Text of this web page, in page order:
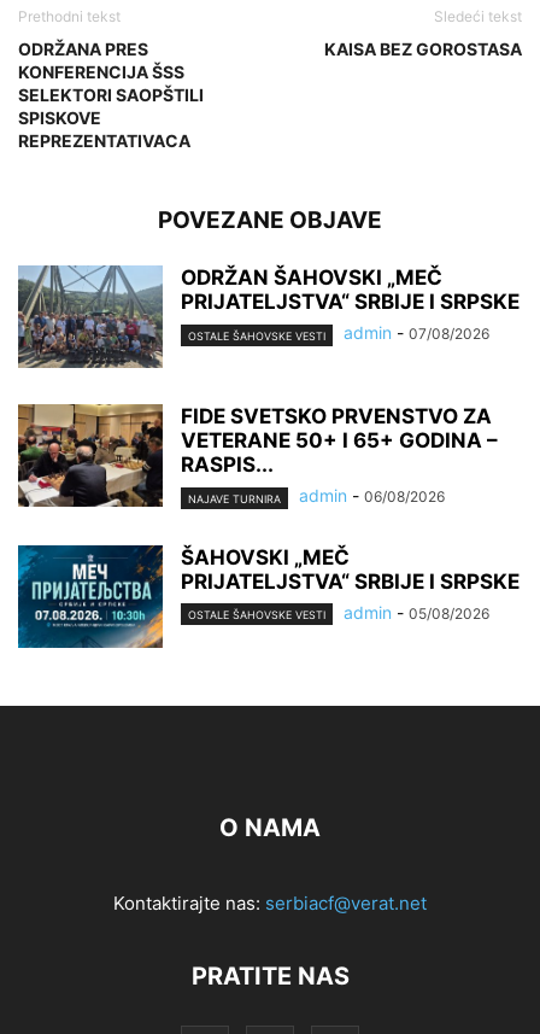
Prethodni tekst
ODRŽANA PRES
KONFERENCIJA ŠSS
SELEKTORI SAOPŠTILI
SPISKOVE
REPREZENTATIVACA
Sledeći tekst
KAISA BEZ GOROSTASA
POVEZANE OBJAVE
ODRŽAN ŠAHOVSKI „MEČ
PRIJATELJSTVA“ SRBIJE I SRPSKE
OSTALE ŠAHOVSKE VESTI admin - 07/08/2026
FIDE SVETSKO PRVENSTVO ZA
VETERANE 50+ I 65+ GODINA –
RASPIS...
NAJAVE TURNIRA admin - 06/08/2026
ŠAHOVSKI „MEČ
PRIJATELJSTVA“ SRBIJE I SRPSKE
OSTALE ŠAHOVSKE VESTI admin - 05/08/2026
O NAMA
Kontaktirajte nas: serbiacf@verat.net
PRATITE NAS